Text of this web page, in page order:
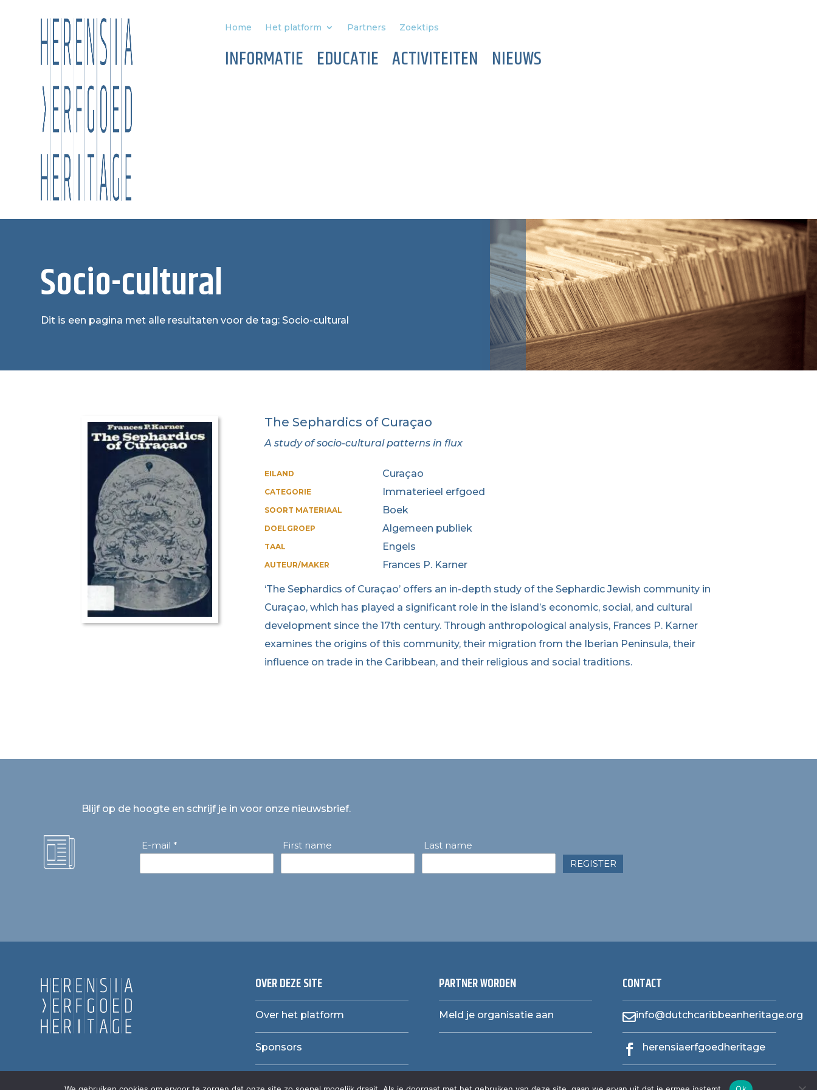
Home Het platform Partners Zoektips
INFORMATIE EDUCATIE ACTIVITEITEN NIEUWS
Socio-cultural
Dit is een pagina met alle resultaten voor de tag: Socio-cultural
The Sephardics of Curaçao
A study of socio-cultural patterns in flux
EILAND Curaçao
CATEGORIE Immaterieel erfgoed
SOORT MATERIAAL Boek
DOELGROEP Algemeen publiek
TAAL Engels
AUTEUR/MAKER Frances P. Karner
‘The Sephardics of Curaçao’ offers an in-depth study of the Sephardic Jewish community in
Curaçao, which has played a significant role in the island’s economic, social, and cultural
development since the 17th century. Through anthropological analysis, Frances P. Karner
examines the origins of this community, their migration from the Iberian Peninsula, their
influence on trade in the Caribbean, and their religious and social traditions.
Blijf op de hoogte en schrijf je in voor onze nieuwsbrief.
E-mail * First name
Last name
REGISTER
OVER DEZE SITE
Over het platform
Sponsors
PARTNER WORDEN
Meld je organisatie aan
CONTACT
info@dutchcaribbeanheritage.org
 herensiaerfgoedheritage